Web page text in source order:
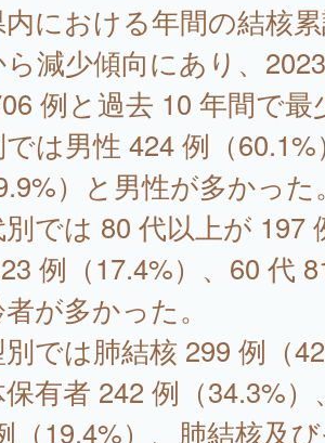
における年間の結核
減少傾向にあり、
例と過去 10 年間で最
は男性 424 例（
）と男性が多かった。
では 80 代以上が 197
例（17.4%）、60 代
が多かった。
では肺結核 299 例（
有者 242 例（34.3%
（19.4%）、肺結核及